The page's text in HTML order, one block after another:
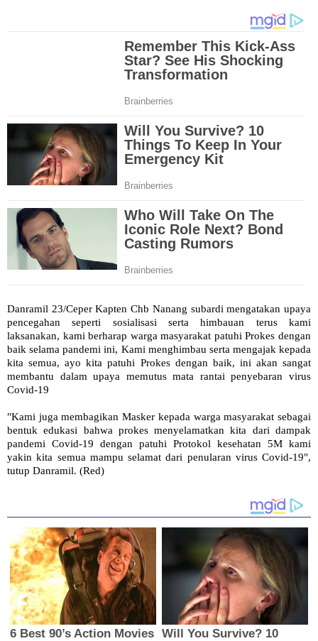
Danramil 23/Ceper Kapten Chb Nanang subardi mengatakan upaya
pencegahan seperti sosialisasi serta himbauan terus kami
laksanakan, kami berharap warga masyarakat patuhi Prokes dengan
baik selama pandemi ini, Kami menghimbau serta mengajak kepada
kita semua, ayo kita patuhi Prokes dengan baik, ini akan sangat
membantu dalam upaya memutus mata rantai penyebaran virus
Covid-19
"Kami juga membagikan Masker kepada warga masyarakat sebagai
bentuk edukasi bahwa prokes menyelamatkan kita dari dampak
pandemi Covid-19 dengan patuhi Protokol kesehatan 5M kami
yakin kita semua mampu selamat dari penularan virus Covid-19",
tutup Danramil. (Red)